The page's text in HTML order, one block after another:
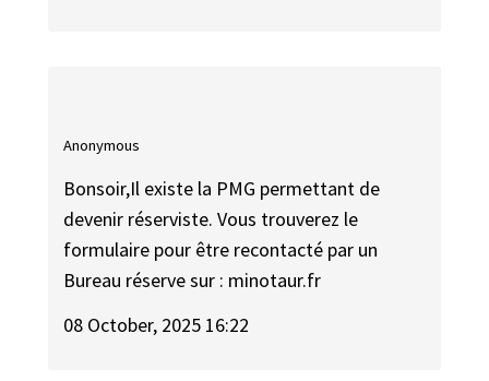
Anonymous
Bonsoir,Il existe la PMG permettant de
devenir réserviste. Vous trouverez le
formulaire pour être recontacté par un
Bureau réserve sur : minotaur.fr
08 October, 2025 16:22